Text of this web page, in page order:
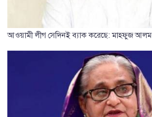
আওয়ামী লীগ সেদিনই ব্যাক করেছে: মাহফুজ আলম